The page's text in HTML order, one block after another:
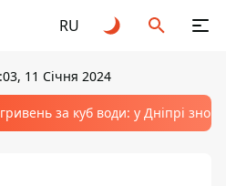
RU
11 Січня 2024
за куб води: у Дніпрі